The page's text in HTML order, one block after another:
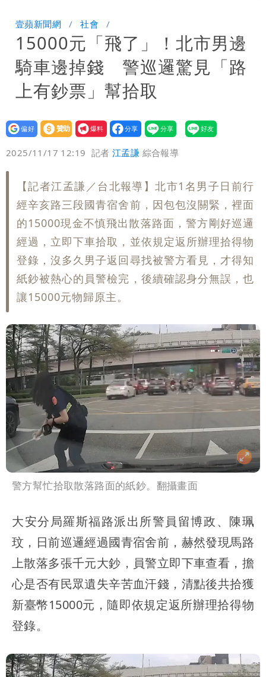
重」 1細節避而不談
蔣萬安民調只贏5％「現任優勢去哪？」
媒體人嘆：真的該緊張了
97萬網紅「肥大叔」驚傳猝逝！最後身
影曝 網驚覺不對
慈濟被騙10億！陳時中一語成讖 王必
勝：時間久看出睿智
白海豚今下午2點半發海警！陸警機率最
高是這縣市
壹蘋新聞網 社會
15000元「飛了」！北市男邊
騎車邊掉錢 警巡邏驚見「路
上有鈔票」幫拾取
設為
贊助
我要
爆料
2025/11/17 12:19 記者江孟謙 綜合報導
【記者江孟謙／台北報導】北市1名男子日前行
經辛亥路三段國青宿舍前，因包包沒關緊，裡面
的15000現金不慎飛出散落路面，警方剛好巡邏
經過，立即下車拾取，並依規定返所辦理拾得物
登錄，沒多久男子返回尋找被警方看見，才得知
紙鈔被熱心的員警檢完，後續確認身分無誤，也
讓15000元物歸原主。
警方幫忙拾取散落路面的紙鈔。翻攝畫面
大安分局羅斯福路派出所警員留博政、陳珮
玟，日前巡邏經過國青宿舍前，赫然發現馬路
上散落多張千元大鈔，員警立即下車查看，擔
心是否有民眾遺失辛苦血汗錢，清點後共拾獲
新臺幣15000元，隨即依規定返所辦理拾得物
登錄。